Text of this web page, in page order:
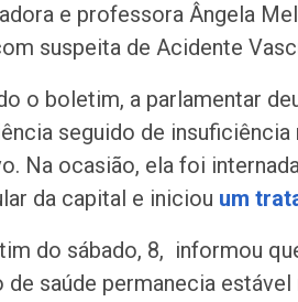
e professora Ângela
suspeita de Acidente
o boletim, a parlamentar
seguido de
Na ocasião, ela foi
da capital e iniciou um
do sábado, 8, informou
de saúde permanecia